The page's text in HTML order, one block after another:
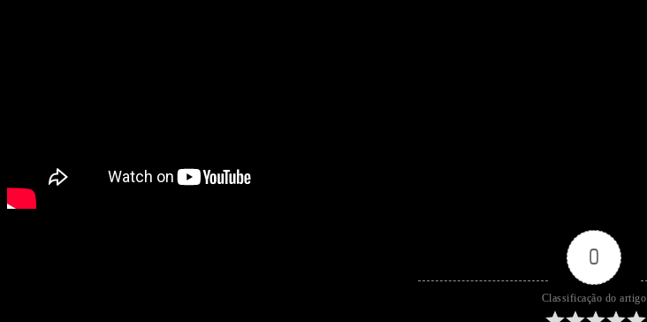
0
Classificação do artigo